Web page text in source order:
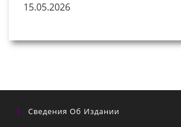
15.05.2026
Сведения Об Издании